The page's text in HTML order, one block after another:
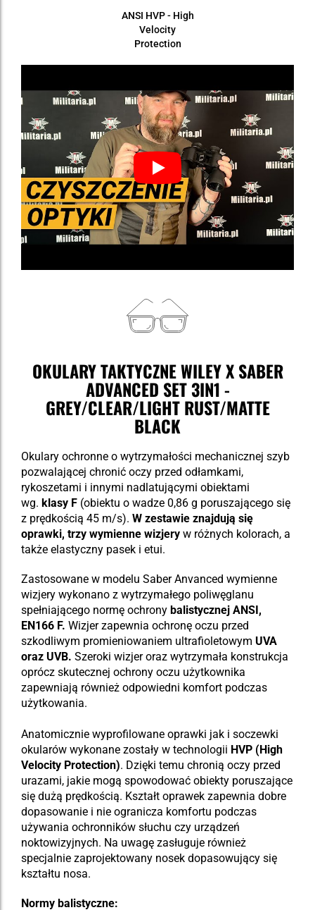
ANSI HVP - High
Velocity
Protection
OKULARY TAKTYCZNE WILEY X SABER
ADVANCED SET 3IN1 -
GREY/CLEAR/LIGHT RUST/MATTE
BLACK
Okulary ochronne o wytrzymałości mechanicznej szyb
pozwalającej chronić oczy przed odłamkami,
rykoszetami i innymi nadlatującymi obiektami
wg. klasy F (obiektu o wadze 0,86 g poruszającego się
z prędkością 45 m/s). W zestawie znajdują się
oprawki, trzy wymienne wizjery w różnych kolorach, a
także elastyczny pasek i etui.
Zastosowane w modelu Saber Anvanced wymienne
wizjery wykonano z wytrzymałego poliwęglanu
spełniającego normę ochrony balistycznej ANSI,
EN166 F. Wizjer zapewnia ochronę oczu przed
szkodliwym promieniowaniem ultrafioletowym UVA
oraz UVB. Szeroki wizjer oraz wytrzymała konstrukcja
oprócz skutecznej ochrony oczu użytkownika
zapewniają również odpowiedni komfort podczas
użytkowania.
Anatomicznie wyprofilowane oprawki jak i soczewki
okularów wykonane zostały w technologii HVP (High
Velocity Protection). Dzięki temu chronią oczy przed
urazami, jakie mogą spowodować obiekty poruszające
się dużą prędkością. Kształt oprawek zapewnia dobre
dopasowanie i nie ogranicza komfortu podczas
używania ochronników słuchu czy urządzeń
noktowizyjnych. Na uwagę zasługuje również
specjalnie zaprojektowany nosek dopasowujący się
kształtu nosa.
Normy balistyczne: